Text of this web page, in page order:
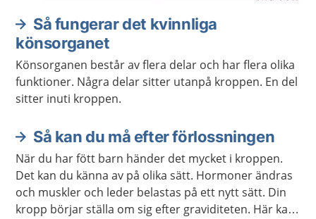
Så fungerar det kvinnliga
könsorganet
Könsorganen består av flera delar och har flera olika
funktioner. Några delar sitter utanpå kroppen. En del
sitter inuti kroppen.
Så kan du må efter förlossningen
När du har fött barn händer det mycket i kroppen.
Det kan du känna av på olika sätt. Hormoner ändras
och muskler och leder belastas på ett nytt sätt. Din
kropp börjar ställa om sig efter graviditeten. Här kan